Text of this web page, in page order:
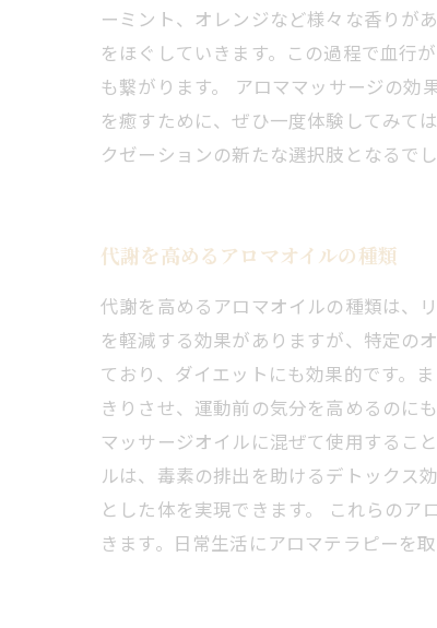
ーミント、オレンジなど様々な香りが
をほぐしていきます。この過程で血行
も繋がります。 アロママッサージの効
を癒すために、ぜひ一度体験してみて
クゼーションの新たな選択肢となるでし
代謝を高めるアロマオイルの種類
代謝を高めるアロマオイルの種類は、
を軽減する効果がありますが、特定の
ており、ダイエットにも効果的です。
きりさせ、運動前の気分を高めるのに
マッサージオイルに混ぜて使用するこ
ルは、毒素の排出を助けるデトックス
とした体を実現できます。 これらの
きます。日常生活にアロマテラピーを